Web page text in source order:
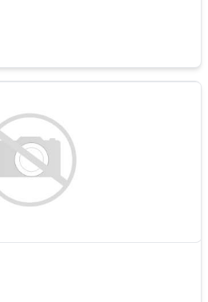
ткани: Перкаль материал: Перкаль
Унисекс тематика: Цветы
Книжка ПВХ комплектация:
110 гр/м Тип простыни КПБ:
на пододеяльнике КПБ: Разрез (в